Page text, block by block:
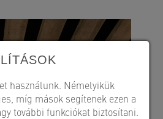
használunk. Némelyikük
míg mások segítenek ezen a
további funkciókat biztosítani.